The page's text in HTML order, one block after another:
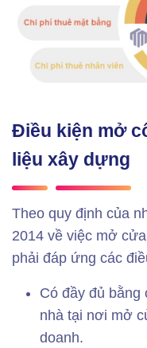
Điều kiện mở
liệu xây dựng
Theo quy định của
2014 về việc mở
phải đáp ứng các
Có đầy đủ bằng
nhà tại nơi mở
doanh.